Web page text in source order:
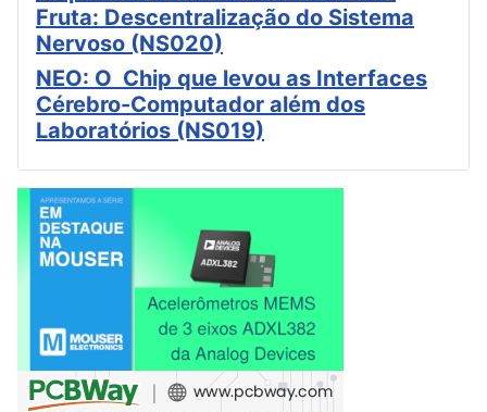
Fruta: Descentralização do Sistema
Nervoso (NS020)
NEO: O Chip que levou as Interfaces
Cérebro-Computador além dos
Laboratórios (NS019)